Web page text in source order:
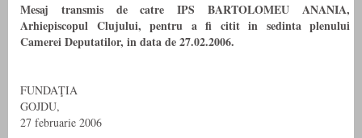
Mesaj transmis de catre IPS BARTOLOMEU ANANIA,
Arhiepiscopul Clujului, pentru a fi citit in sedinta plenului
Camerei Deputatilor, in data de 27.02.2006.
FUNDAŢIA
GOJDU,
27 februarie 2006